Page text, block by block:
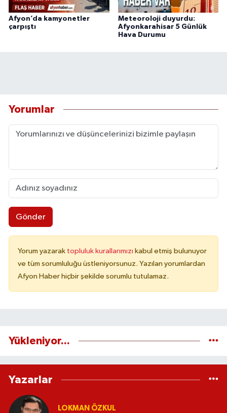
Afyon’da kamyonetler
çarpıştı
Meteoroloji duyurdu:
Afyonkarahisar 5 Günlük
Hava Durumu
Yorumlar
Gönder
Yorum yazarak topluluk kurallarımızı kabul etmiş bulunuyor
ve tüm sorumluluğu üstleniyorsunuz. Yazılan yorumlardan
Afyon Haber hiçbir şekilde sorumlu tutulamaz.
Yükleniyor...
Yazarlar
LOKMAN ÖZKUL